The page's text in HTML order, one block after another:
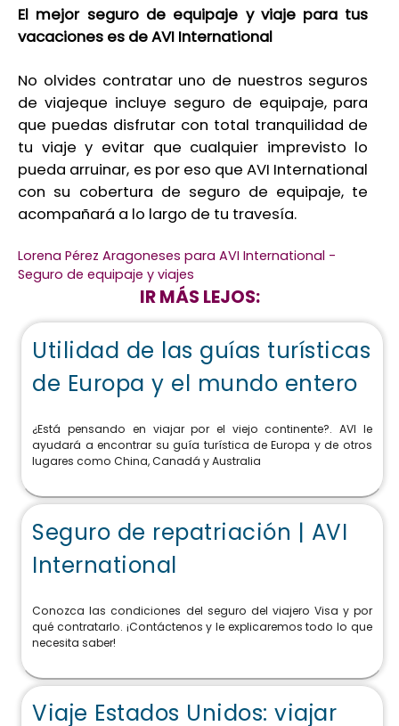
El mejor seguro de equipaje y viaje para tus
vacaciones es de AVI International
No olvides contratar uno de nuestros seguros
de viajeque incluye seguro de equipaje, para
que puedas disfrutar con total tranquilidad de
tu viajey evitar que cualquier imprevisto lo
pueda arruinar, es por eso que AVI International
con su cobertura de seguro de equipaje, te
acompañará a lo largo de tu travesía.
Lorena Pérez Aragoneses para AVI International -
Seguro de equipaje y viajes
IR MÁS LEJOS:
Utilidad de las guías turísticas
de Europa y el mundo entero
¿Está pensando en viajar por el viejo continente?. AVI le
ayudará a encontrar su guía turística de Europa y de otros
lugares como China, Canadá y Australia
Seguro de repatriación | AVI
International
Conozca las condiciones del seguro del viajero Visa y por
qué contratarlo. ¡Contáctenos y le explicaremos todo lo que
necesita saber!
Viaje Estados Unidos: viajar